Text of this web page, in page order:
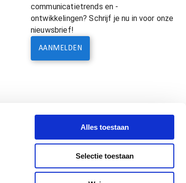
Alles toestaan
Selectie toestaan
communicatietrends en -
ontwikkelingen? Schrijf je nu in voor onze
nieuwsbrief!
AANMELDEN